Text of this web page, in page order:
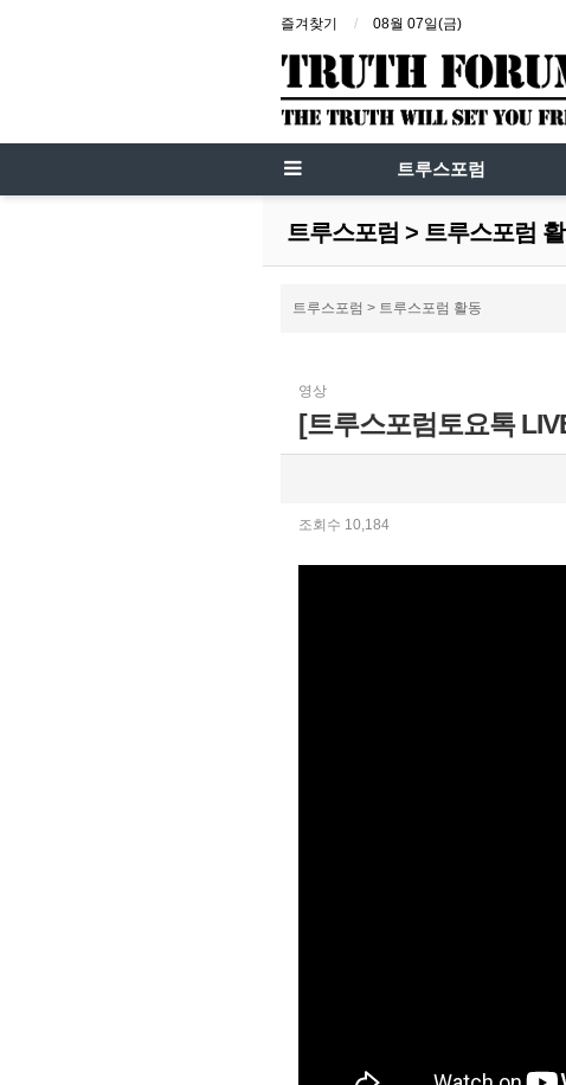
즐겨찾기 08월 07일(금)
트루스포럼
트루스포럼 > 트루스포럼
트루스포럼 > 트루스포럼 활동
영상
[트루스포럼토요톡
조회수 10,184